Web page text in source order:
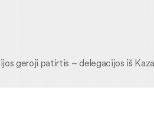
geroji patirtis – delegacijos iš